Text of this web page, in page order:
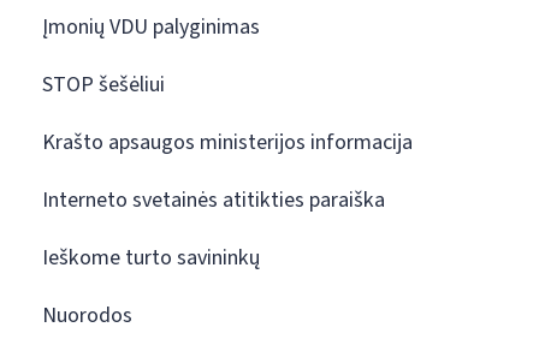
Įmonių VDU palyginimas
STOP šešėliui
Krašto apsaugos ministerijos informacija
Interneto svetainės atitikties paraiška
Ieškome turto savininkų
Nuorodos